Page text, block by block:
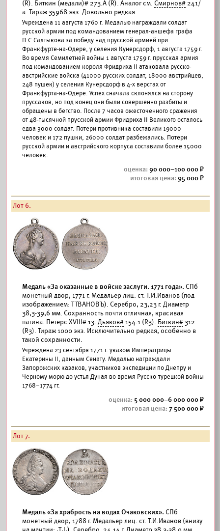
(R). Биткин (медали)# 273.А (R). Аналог см. Смирнов# 241/
а. Тираж 35968 экз. Довольно редкая.
Учреждена 11 августа 1760 г. Медалью награждали солдат
русской армии под командованием генерал-аншефа графа
П.С.Салтыкова за победу над прусской армией при
Франкфурте-на-Одере, у селения Кунерсдорф, 1 августа 1759 г.
Во время Семилетней войны 1 августа 1759 г. прусская армия
под командованием короля Фридриха II атаковала русско-
австрийские войска (41000 русских солдат, 18000 австрийцев,
248 пушек) у селения Кунерсдорф в 4-х верстах от
Франкфурта-на-Одере. Успех сначала склонялся на сторону
пруссаков, но под конец они были совершенно разбиты и
обращены в бегство. После 7 часов ожесточенного сражения
от 48-тысячной прусской армии Фридриха II Великого осталось
едва 3000 солдат. Потери противника составили 19000
человек и 172 пушки, 26000 солдат разбежались. Потери
русской армии и австрийского корпуса составили более 15000
человек.
90 000–100 000
95 000
Лот 6.
Медаль «За оказанные в войске заслуги. 1771 года». СПб
монетный двор, 1771 г. Медальер лиц. ст. Т.И.Иванов (под
изображением: Т ÏВАНОВЪ). Серебро, 23,23 г. Диаметр
38,3-39,6 мм. Сохранность почти отличная, красивая
патина. Петерс XVIII# 13. Дьяков# 154.1 (R3). Биткин#312
(R3). Тираж 1000 экз. Исключительно редкая, особенно в
такой сохранности.
Учреждена 23 сентября 1771 г. указом Императрицы
Екатерины II, данным Сенату. Медалью награждали
Запорожских казаков, участников экспедиции по Днепру и
Черному морю до устья Дуная во время Русско-турецкой войны
1768–1774 гг.
5 000 000–6 000 000
7 500 000
Лот 7.
Медаль «За храбрость на водах Очаковских». СПб
монетный двор, 1788 г. Медальер лиц. ст. Т.И.Иванов (внизу